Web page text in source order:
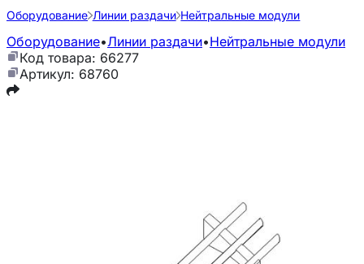
Оборудование Линии раздачи Нейтральные модули
Оборудование•Линии раздачи•Нейтральные модули
Код товара: 66277
Артикул: 68760